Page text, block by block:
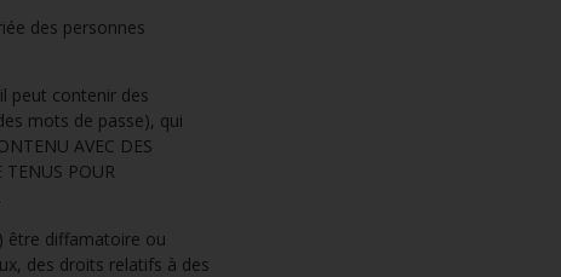
des personnes
contenir des
mots de passe), qui
AVEC DES
TENUS POUR
diffamatoire ou
des droits relatifs à des